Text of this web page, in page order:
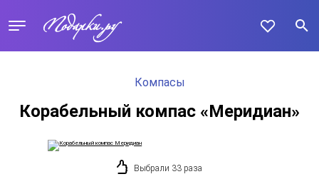
Компасы
Корабельный компас «Меридиан»
Выбрали 33 раза